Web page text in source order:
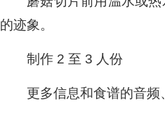
的迹象。
制作 2 至 3 人份
更多信息和食谱的音频